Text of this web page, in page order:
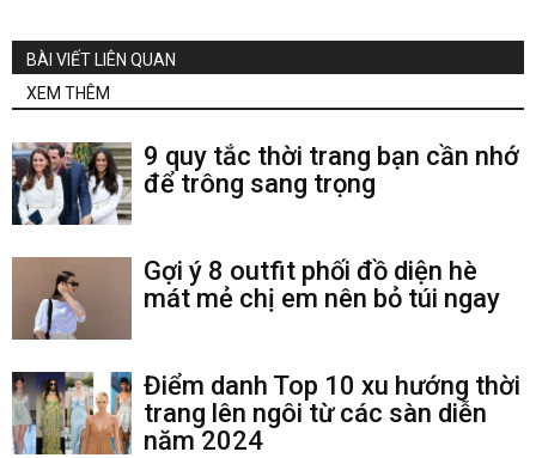
BÀI VIẾT LIÊN QUAN
XEM THÊM
9 quy tắc thời trang bạn cần nhớ
để trông sang trọng
Gợi ý 8 outfit phối đồ diện hè
mát mẻ chị em nên bỏ túi ngay
Điểm danh Top 10 xu hướng thời
trang lên ngôi từ các sàn diễn
năm 2024